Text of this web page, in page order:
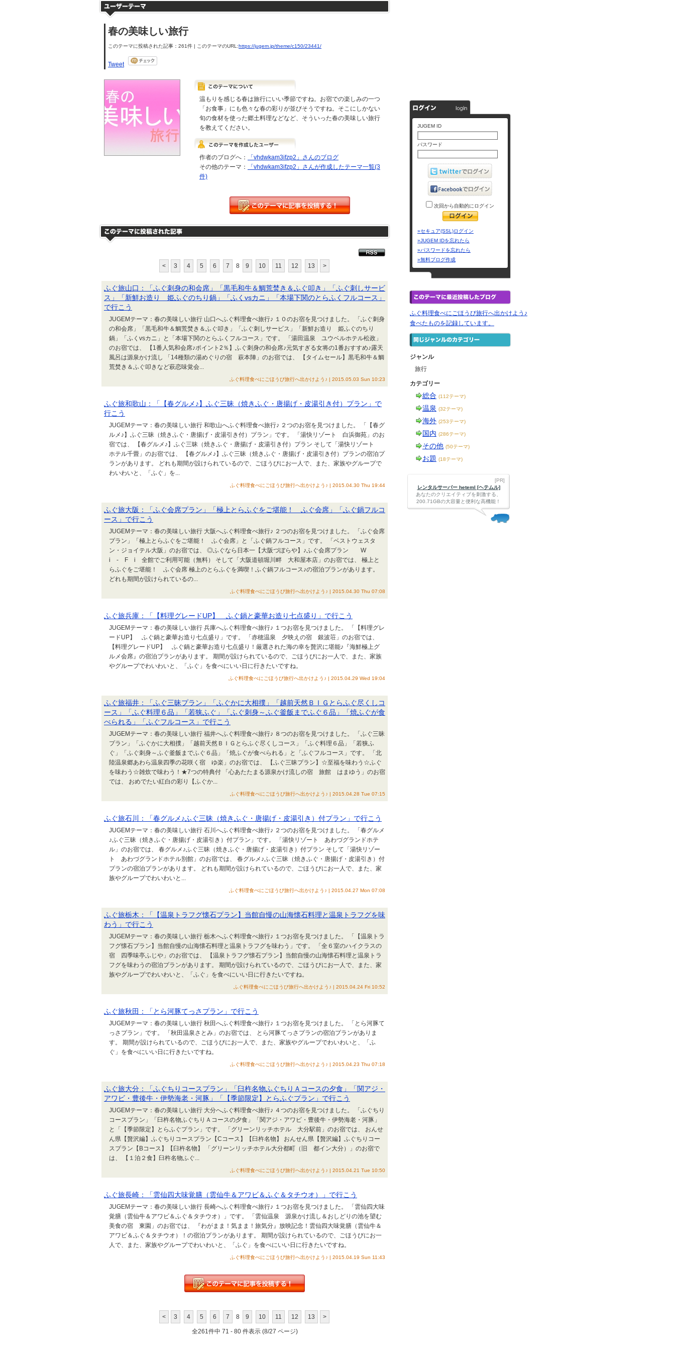
春の美味しい旅行
このテーマに投稿された記事：261件 | このテーマのURL:https://jugem.jp/theme/c150/23441/
Tweet
温もりを感じる春は旅行にいい季節ですね。お宿での楽しみの一つ
「お食事」にも色々な春の彩りが並びそうですね。そこにしかない
旬の食材を使った郷土料理などなど、そういった春の美味しい旅行
を教えてください。
作者のブログへ：
「vhdwkam3ifzp2」さんのブログ
その他のテーマ：
「vhdwkam3ifzp2」さんが作成したテーマ一覧(3
件)
< 3 4 5 6 7 8 9 10 11 12 13 >
ふぐ旅山口：「ふぐ刺身の和会席」「黒毛和牛＆鯛荒焚き＆ふぐ叩き」「ふぐ刺しサービ
ス」「新鮮お造り 姫ふぐのちり鍋」「ふくvsカニ」「本場下関のとらふくフルコース」
で行こう
JUGEMテーマ：春の美味しい旅行 山口へふぐ料理食べ旅行♪ １０のお宿を見つけました。 「ふぐ刺身
の和会席」「黒毛和牛＆鯛荒焚き＆ふぐ叩き」「ふぐ刺しサービス」「新鮮お造り 姫ふぐのちり
鍋」「ふくvsカニ」と「本場下関のとらふくフルコース」です。 「湯田温泉 ユウベルホテル松政」
のお宿では、 【1番人気和会席♪ポイント2％】ふぐ刺身の和会席♪元気すぎる女将の1番おすすめ♪露天
風呂は源泉かけ流し 「14種類の湯めぐりの宿 萩本陣」のお宿では、 【タイムセール】黒毛和牛＆鯛
荒焚き＆ふぐ叩きなど萩恋味覚会...
ふぐ料理食べにごほうび旅行へ出かけよう♪ | 2015.05.03 Sun 10:23
ふぐ旅和歌山：「【春グルメ♪】ふぐ三昧（焼きふぐ・唐揚げ・皮湯引き付）プラン」で
行こう
JUGEMテーマ：春の美味しい旅行 和歌山へふぐ料理食べ旅行♪ ２つのお宿を見つけました。 「【春グ
ルメ♪】ふぐ三昧（焼きふぐ・唐揚げ・皮湯引き付）プラン」です。 「湯快リゾート 白浜御苑」のお
宿では、 【春グルメ♪】ふぐ三昧（焼きふぐ・唐揚げ・皮湯引き付）プラン そして「湯快リゾート
ホテル千畳」のお宿では、 【春グルメ♪】ふぐ三昧（焼きふぐ・唐揚げ・皮湯引き付）プランの宿泊プ
ランがあります。 どれも期間が設けられているので、ごほうびにお一人で、また、家族やグループで
わいわいと、「ふぐ」を...
ふぐ料理食べにごほうび旅行へ出かけよう♪ | 2015.04.30 Thu 19:44
ふぐ旅大阪：「ふぐ会席プラン」「極上とらふぐをご堪能！ ふぐ会席」「ふぐ鍋フルコ
ース」で行こう
JUGEMテーマ：春の美味しい旅行 大阪へふぐ料理食べ旅行♪ ２つのお宿を見つけました。 「ふぐ会席
プラン」「極上とらふぐをご堪能！ ふぐ会席」と「ふぐ鍋フルコース」です。 「ベストウェスタ
ン・ジョイテル大阪」のお宿では、 ◎ふぐなら日本一【大阪づぼらや】♪ふぐ会席プラン W
i - F i 全館でご利用可能（無料） そして「大阪道頓堀川畔 大和屋本店」のお宿では、 極上と
らふぐをご堪能！ ふぐ会席 極上のとらふぐを満喫！ふぐ鍋フルコース♪の宿泊プランがあります。
どれも期間が設けられているの...
ふぐ料理食べにごほうび旅行へ出かけよう♪ | 2015.04.30 Thu 07:08
ふぐ旅兵庫：「【料理グレードUP】 ふぐ鍋と豪華お造り七点盛り」で行こう
JUGEMテーマ：春の美味しい旅行 兵庫へふぐ料理食べ旅行♪ １つお宿を見つけました。 「【料理グレ
ードUP】 ふぐ鍋と豪華お造り七点盛り」です。 「赤穂温泉 夕映えの宿 銀波荘」のお宿では、
【料理グレードUP】 ふぐ鍋と豪華お造り七点盛り！厳選された海の幸を贅沢に堪能♪『海鮮極上グ
ルメ会席』の宿泊プランがあります。 期間が設けられているので、ごほうびにお一人で、また、家族
やグループでわいわいと、「ふぐ」を食べにいい日に行きたいですね。
ふぐ料理食べにごほうび旅行へ出かけよう♪ | 2015.04.29 Wed 19:04
ふぐ旅福井：「ふぐ三昧プラン」「ふぐかに大相撲」「越前天然ＢＩＧとらふぐ尽くしコ
ース」「ふぐ料理６品」「若狭ふぐ」「ふぐ刺身～ふぐ釜飯までふぐ６品」「焼ふぐが食
べられる」「ふぐフルコース」で行こう
JUGEMテーマ：春の美味しい旅行 福井へふぐ料理食べ旅行♪ ８つのお宿を見つけました。 「ふぐ三昧
プラン」「ふぐかに大相撲」「越前天然ＢＩＧとらふぐ尽くしコース」「ふぐ料理６品」「若狭ふ
ぐ」「ふぐ刺身～ふぐ釜飯までふぐ６品」「焼ふぐが食べられる」と「ふぐフルコース」です。 「北
陸温泉郷あわら温泉四季の花咲く宿 ゆ楽」のお宿では、 【ふぐ三昧プラン】☆至福を味わう☆ふぐ
を味わう☆雑炊で味わう！★7つの特典付 「心あたたまる源泉かけ流しの宿 旅館 はまゆう」のお宿
では、 おめでたい紅白の彩り【ふぐか...
ふぐ料理食べにごほうび旅行へ出かけよう♪ | 2015.04.28 Tue 07:15
ふぐ旅石川：「春グルメ♪ふぐ三昧（焼きふぐ・唐揚げ・皮湯引き）付プラン」で行こう
JUGEMテーマ：春の美味しい旅行 石川へふぐ料理食べ旅行♪ ２つのお宿を見つけました。 「春グルメ
♪ふぐ三昧（焼きふぐ・唐揚げ・皮湯引き）付プラン」です。 「湯快リゾート あわづグランドホテ
ル」のお宿では、 春グルメ♪ふぐ三昧（焼きふぐ・唐揚げ・皮湯引き）付プラン そして「湯快リゾー
ト あわづグランドホテル別館」のお宿では、 春グルメ♪ふぐ三昧（焼きふぐ・唐揚げ・皮湯引き）付
プランの宿泊プランがあります。 どれも期間が設けられているので、ごほうびにお一人で、また、家
族やグループでわいわいと...
ふぐ料理食べにごほうび旅行へ出かけよう♪ | 2015.04.27 Mon 07:08
ふぐ旅栃木：「【温泉トラフグ懐石プラン】当館自慢の山海懐石料理と温泉トラフグを味
わう」で行こう
JUGEMテーマ：春の美味しい旅行 栃木へふぐ料理食べ旅行♪ １つお宿を見つけました。 「【温泉トラ
フグ懐石プラン】当館自慢の山海懐石料理と温泉トラフグを味わう」です。 「全６室のハイクラスの
宿 四季味亭ふじや」のお宿では、 【温泉トラフグ懐石プラン】当館自慢の山海懐石料理と温泉トラ
フグを味わうの宿泊プランがあります。 期間が設けられているので、ごほうびにお一人で、また、家
族やグループでわいわいと、「ふぐ」を食べにいい日に行きたいですね。
ふぐ料理食べにごほうび旅行へ出かけよう♪ | 2015.04.24 Fri 10:52
ふぐ旅秋田：「とら河豚てっさプラン」で行こう
JUGEMテーマ：春の美味しい旅行 秋田へふぐ料理食べ旅行♪ １つお宿を見つけました。 「とら河豚て
っさプラン」です。 「秋田温泉さとみ」のお宿では、 とら河豚てっさプランの宿泊プランがありま
す。 期間が設けられているので、ごほうびにお一人で、また、家族やグループでわいわいと、「ふ
ぐ」を食べにいい日に行きたいですね。
ふぐ料理食べにごほうび旅行へ出かけよう♪ | 2015.04.23 Thu 07:18
ふぐ旅大分：「ふぐちりコースプラン」「臼杵名物ふぐちりＡコースの夕食」「関アジ・
アワビ・豊後牛・伊勢海老・河豚」「【季節限定】とらふぐプラン」で行こう
JUGEMテーマ：春の美味しい旅行 大分へふぐ料理食べ旅行♪ ４つのお宿を見つけました。 「ふぐちり
コースプラン」「臼杵名物ふぐちりＡコースの夕食」「関アジ・アワビ・豊後牛・伊勢海老・河豚」
と「【季節限定】とらふぐプラン」です。 「グリーンリッチホテル 大分駅前」のお宿では、 おんせ
ん県【贅沢編】ふぐちりコースプラン【Cコース】【臼杵名物】 おんせん県【贅沢編】ふぐちりコー
スプラン【Bコース】【臼杵名物】 「グリーンリッチホテル大分都町（旧 都イン大分）」のお宿で
は、 【１泊２食】臼杵名物ふぐ...
ふぐ料理食べにごほうび旅行へ出かけよう♪ | 2015.04.21 Tue 10:50
ふぐ旅長崎：「雲仙四大味覚膳（雲仙牛＆アワビ＆ふぐ＆タチウオ）」で行こう
JUGEMテーマ：春の美味しい旅行 長崎へふぐ料理食べ旅行♪ １つお宿を見つけました。 「雲仙四大味
覚膳（雲仙牛＆アワビ＆ふぐ＆タチウオ）」です。 「雲仙温泉 源泉かけ流し＆おしどりの池を望む
美食の宿 東園」のお宿では、 『わがまま！気まま！旅気分』放映記念！雲仙四大味覚膳（雲仙牛＆
アワビ＆ふぐ＆タチウオ）！の宿泊プランがあります。 期間が設けられているので、ごほうびにお一
人で、また、家族やグループでわいわいと、「ふぐ」を食べにいい日に行きたいですね。
ふぐ料理食べにごほうび旅行へ出かけよう♪ | 2015.04.19 Sun 11:43
< 3 4 5 6 7 8 9 10 11 12 13 >
全261件中 71 - 80 件表示 (8/27 ページ)
JUGEM ID
パスワード
次回から自動的にログイン
»セキュア(SSL)ログイン
»JUGEM IDを忘れたら
»パスワードを忘れたら
»無料ブログ作成
ふぐ料理食べにごほうび旅行へ出かけよう♪
食べたものを記録しています。
ジャンル
旅行
カテゴリー
総合 (112テーマ)
温泉 (32テーマ)
海外 (253テーマ)
国内 (286テーマ)
その他 (50テーマ)
お題 (18テーマ)
[PR]
レンタルサーバー heteml [ヘテムル]
あなたのクリエイティブを刺激する、
200.71GBの大容量と便利な高機能！